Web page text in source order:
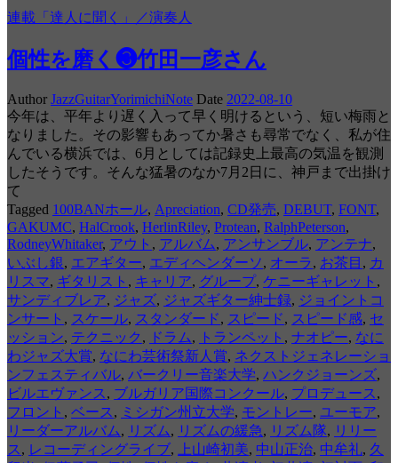
連載「達人に聞く」／演奏人
個性を磨く❸竹田一彦さん
Author JazzGuitarYorimichiNote Date 2022-08-10
今年は、平年より遅く入って早く明けるという、短い梅雨と
なりました。その影響もあってか暑さも尋常でなく、私が住
んでいる横浜では、6月としては記録史上最高の気温を観測
したそうです。そんな猛暑のなか7月2日に、神戸まで出掛け
て
Tagged 100BANホール, Apreciation, CD発売, DEBUT, FONT,
GAKUMC, HalCrook, HerlinRiley, Protean, RalphPeterson,
RodneyWhitaker, アウト , アルバム, アンサンブル, アンテナ,
いぶし銀, エアギター, エディヘンダーソ, オーラ, お茶目 , カ
リスマ, ギタリスト , キャリア, グループ, ケニーギャレット ,
サンディブレア, ジャズ, ジャズギター紳士録, ジョイントコ
ンサート , スケール, スタンダード, スピード, スピード感, セ
ッション, テクニック , ドラム, トランペット , ナオピー, なに
わジャズ大賞, なにわ芸術祭新人賞, ネクストジェネレーショ
ンフェスティバル, バークリー音楽大学, ハンクジョーンズ,
ビルエヴァンス , ブルガリア国際コンクール, プロデュース ,
フロント , ベース , ミシガン州立大学, モントレー, ユーモア,
リーダーアルバム, リズム, リズムの緩急, リズム隊, リリー
ス , レコーディングライブ, 上山崎初美, 中山正治, 中牟礼, 久